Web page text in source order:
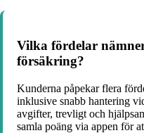
Vilka fördelar
försäkring?
Kunderna påpekar flera
inklusive snabb hantering
avgifter, trevligt och
samla poäng via appen för